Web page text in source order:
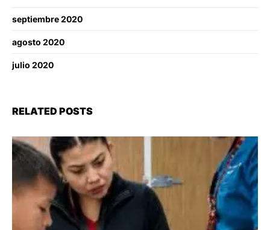
septiembre 2020
agosto 2020
julio 2020
RELATED POSTS